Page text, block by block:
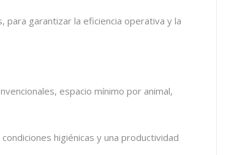
garantizar la eficiencia operativa y la
espacio mínimo por animal,
higiénicas y una productividad